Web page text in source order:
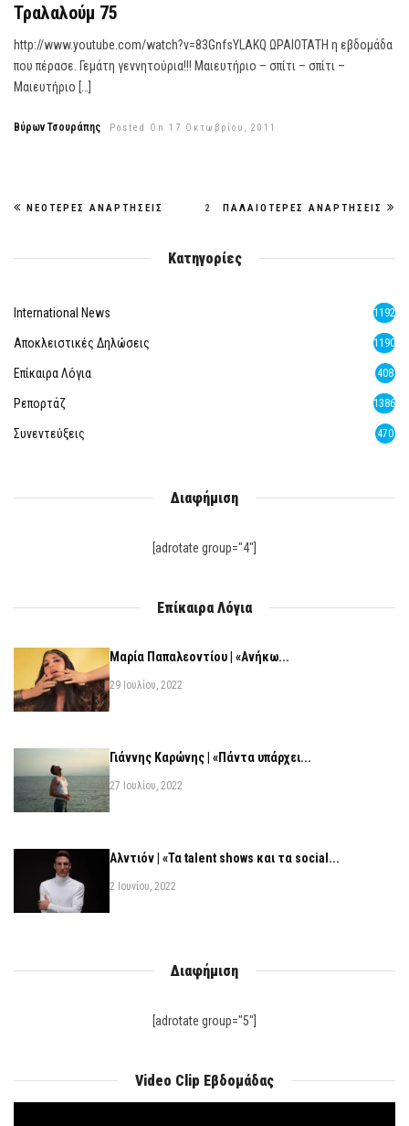
Τραλαλούμ 75
http://www.youtube.com/watch?v=83GnfsYLAKQ ΩΡΑΙΟΤΑΤΗ η εβδομάδα
που πέρασε. Γεμάτη γεννητούρια!!! Μαιευτήριο – σπίτι – σπίτι –
Μαιευτήριο […]
Βύρων Τσουράπης Posted On 17 Οκτωβρίου, 2011
2
ΝΕΌΤΕΡΕΣ ΑΝΑΡΤΉΣΕΙΣ ΠΑΛΑΙΌΤΕΡΕΣ ΑΝΑΡΤΉΣΕΙΣ
Κατηγορίες
International News 1192
Αποκλειστικές Δηλώσεις 1190
Επίκαιρα Λόγια 408
Ρεπορτάζ 1386
Συνεντεύξεις 470
Διαφήμιση
[adrotate group="4"]
Επίκαιρα Λόγια
Μαρία Παπαλεοντίου | «Ανήκω...
29 Ιουλίου, 2022
Γιάννης Καρώνης | «Πάντα υπάρχει...
27 Ιουλίου, 2022
Αλντιόν | «Τα talent shows και τα social...
2 Ιουνίου, 2022
Διαφήμιση
[adrotate group="5"]
Video Clip Εβδομάδας